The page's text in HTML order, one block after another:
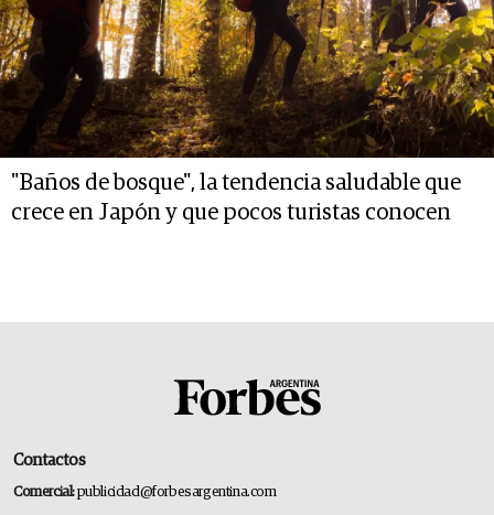
"Baños de bosque", la tendencia saludable que
crece en Japón y que pocos turistas conocen
Contactos
Comercial:publicidad@forbesargentina.com